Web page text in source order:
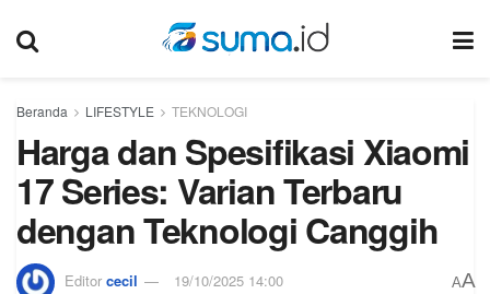
Beranda LIFESTYLE TEKNOLOGI
Harga dan Spesifikasi Xiaomi
17 Series: Varian Terbaru
dengan Teknologi Canggih
Editor cecil 19/10/2025 14:00 AA